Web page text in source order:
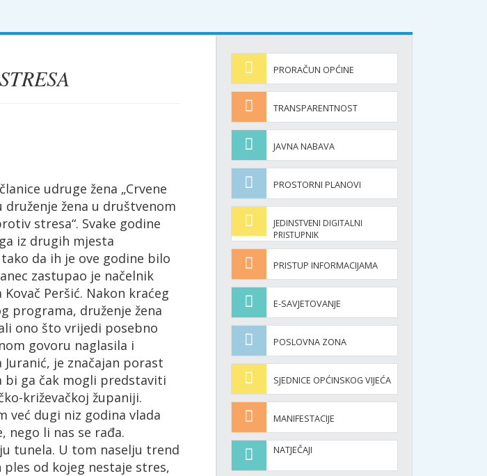
udruge žena „Crvene
druženje žena u društvenom
stresa“. Svake godine
iz drugih mjesta
da ih je ove godine bilo
zastupao je načelnik
Peršić. Nakon kraćeg
programa, druženje žena
ono što vrijedi posebno
govoru naglasila i
je značajan porast
bi ga čak mogli predstaviti
križevačkoj županiji.
već dugi niz godina vlada
nego li nas se rađa.
tunela. U tom naselju trend
ples od kojeg nestaje stres,
PRORAČUN OPĆINE
TRANSPARENTNOST
JAVNA NABAVA
PROSTORNI PLANOVI
JEDINSTVENI DIGITALNI
PRISTUPNIK
PRISTUP INFORMACIJAMA
E-SAVJETOVANJE
POSLOVNA ZONA
SJEDNICE OPĆINSKOG VIJEĆA
MANIFESTACIJE
NATJEČAJI